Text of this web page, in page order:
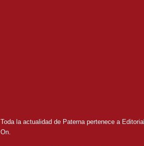
Toda la actualidad de Paterna pertenece a Editorial
On.